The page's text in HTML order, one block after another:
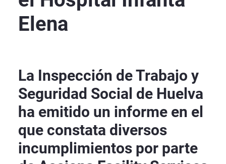
Elena
La Inspección de Trabajo y
Seguridad Social de Huelva
ha emitido un informe en el
que constata diversos
incumplimientos por parte